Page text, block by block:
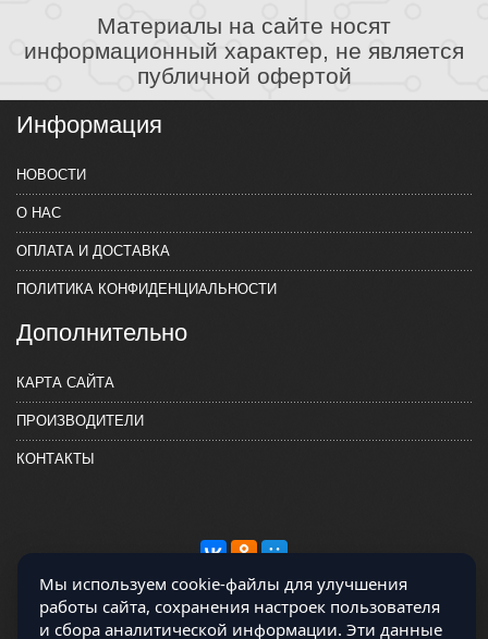
Материалы на сайте носят
информационный характер, не является
публичной офертой
Информация
НОВОСТИ
О НАС
ОПЛАТА И ДОСТАВКА
ПОЛИТИКА КОНФИДЕНЦИАЛЬНОСТИ
Дополнительно
КАРТА САЙТА
ПРОИЗВОДИТЕЛИ
КОНТАКТЫ
Мы используем cookie-файлы для улучшения
работы сайта, сохранения настроек пользователя
и сбора аналитической информации. Эти данные